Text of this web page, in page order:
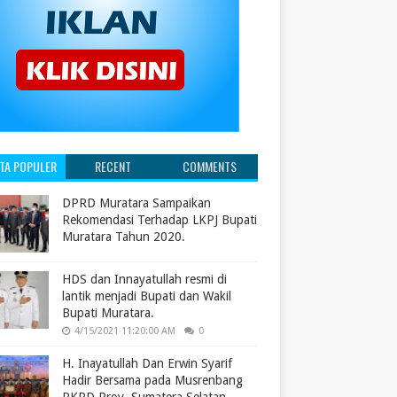
POPULER RECENT COMMENTS
DPRD Muratara Sampaikan
Rekomendasi Terhadap LKPJ Bupati
Muratara Tahun 2020.
HDS dan Innayatullah resmi di
lantik menjadi Bupati dan Wakil
Bupati Muratara.
4/15/2021 11:20:00 AM 0
H. Inayatullah Dan Erwin Syarif
Hadir Bersama pada Musrenbang